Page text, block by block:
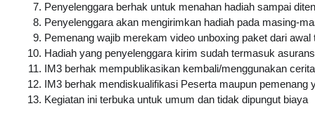
Penyelenggara berhak untuk menahan hadiah sampai
Penyelenggara akan mengirimkan hadiah pada masing-
Pemenang wajib merekam video unboxing paket dari
Hadiah yang penyelenggara kirim sudah termasuk
IM3 berhak mempublikasikan kembali/menggunakan
IM3 berhak mendiskualifikasi Peserta maupun
Kegiatan ini terbuka untuk umum dan tidak dipungut biaya